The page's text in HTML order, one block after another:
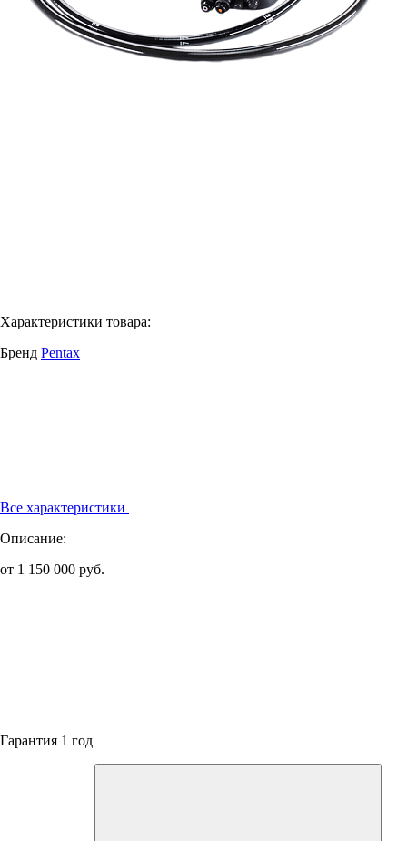
Характеристики товара:
Бренд Pentax
Все характеристики
Описание:
от 1 150 000 руб.
Гарантия 1 год